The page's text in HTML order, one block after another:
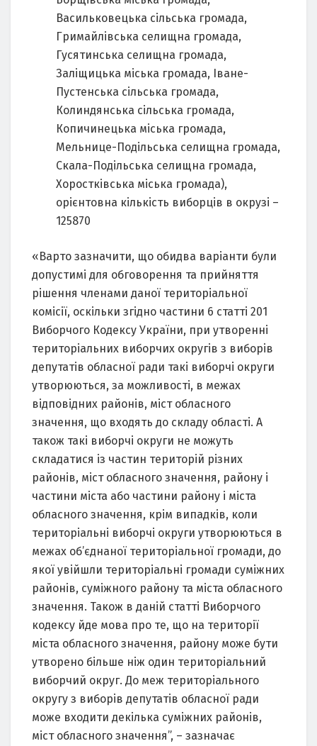
Васильковецька сільська громада,
Гримайлівська селищна громада,
Гусятинська селищна громада,
Заліщицька міська громада, Іване-
Пустенська сільська громада,
Колиндянська сільська громада,
Копичинецька міська громада,
Мельнице-Подільська селищна громада,
Скала-Подільська селищна громада,
Хоростківська міська громада),
орієнтовна кількість виборців в окрузі –
125870
«Варто зазначити, що обидва варіанти були
допустимі для обговорення та прийняття
рішення членами даної територіальної
комісії, оскільки згідно частини 6 статті 201
Виборчого Кодексу України, при утворенні
територіальних виборчих округів з виборів
депутатів обласної ради такі виборчі округи
утворюються, за можливості, в межах
відповідних районів, міст обласного
значення, що входять до складу області. А
також такі виборчі округи не можуть
складатися із частин територій різних
районів, міст обласного значення, району і
частини міста або частини району і міста
обласного значення, крім випадків, коли
територіальні виборчі округи утворюються в
межах об’єднаної територіальної громади, до
якої увійшли територіальні громади суміжних
районів, суміжного району та міста обласного
значення. Також в даній статті Виборчого
кодексу йде мова про те, що на території
міста обласного значення, району може бути
утворено більше ніж один територіальний
виборчий округ. До меж територіального
округу з виборів депутатів обласної ради
може входити декілька суміжних районів,
міст обласного значення”, – зазначає